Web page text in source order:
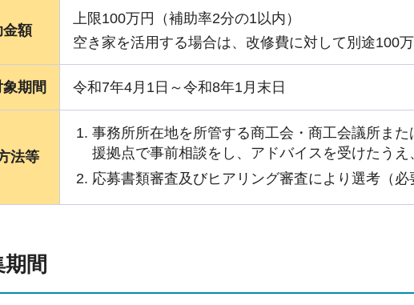
金額
上限100万円（補助率2分の1以内）
空き家を活用する場合は、改修費に対して別途100
期間 令和7年4月1日～令和8年1月末日
法等
事務所所在地を所管する商工会・商工会議所ま
援拠点で事前相談をし、アドバイスを受けたうえ
応募書類審査及びヒアリング審査により選考（必
間